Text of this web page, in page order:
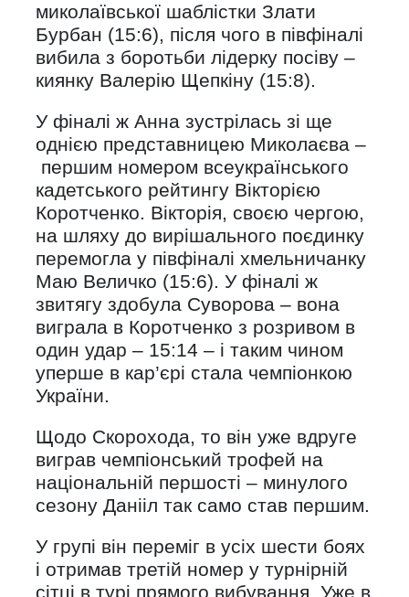
миколаївської шаблістки Злати
Бурбан (15:6), після чого в півфіналі
вибила з боротьби лідерку посіву –
киянку Валерію Щепкіну (15:8).
У фіналі ж Анна зустрілась зі ще
однією представницею Миколаєва –
першим номером всеукраїнського
кадетського рейтингу Вікторією
Коротченко. Вікторія, своєю чергою,
на шляху до вирішального поєдинку
перемогла у півфіналі хмельничанку
Маю Величко (15:6). У фіналі ж
звитягу здобула Суворова – вона
виграла в Коротченко з розривом в
один удар – 15:14 – і таким чином
уперше в кар’єрі стала чемпіонкою
України.
Щодо Скорохода, то він уже вдруге
виграв чемпіонський трофей на
національній першості – минулого
сезону Данііл так само став першим.
У групі він переміг в усіх шести боях
і отримав третій номер у турнірній
сітці в турі прямого вибування. Уже в